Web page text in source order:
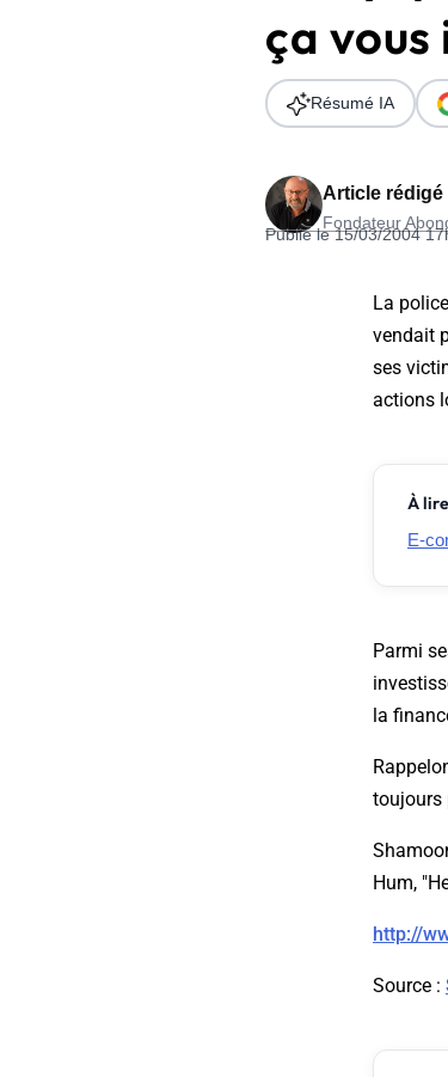
Télécharger
Formation SEO & GEO -
ça vous
Article rédigé
Fondateur
Publié le 15/03/2004
Résumé IA
La
vendait
ses
actions
À
E-
Parmi
la
toujours
Hum,
http://
Source :